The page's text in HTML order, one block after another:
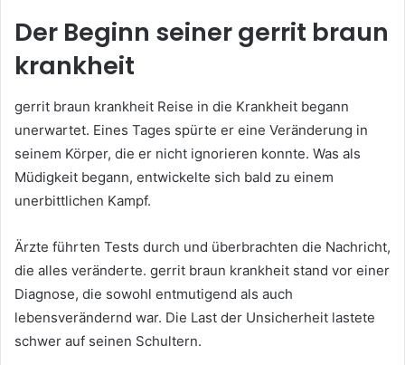
Der Beginn seiner gerrit braun
krankheit
gerrit braun krankheit Reise in die Krankheit begann
unerwartet. Eines Tages spürte er eine Veränderung in
seinem Körper, die er nicht ignorieren konnte. Was als
Müdigkeit begann, entwickelte sich bald zu einem
unerbittlichen Kampf.
Ärzte führten Tests durch und überbrachten die Nachricht,
die alles veränderte. gerrit braun krankheit stand vor einer
Diagnose, die sowohl entmutigend als auch
lebensverändernd war. Die Last der Unsicherheit lastete
schwer auf seinen Schultern.